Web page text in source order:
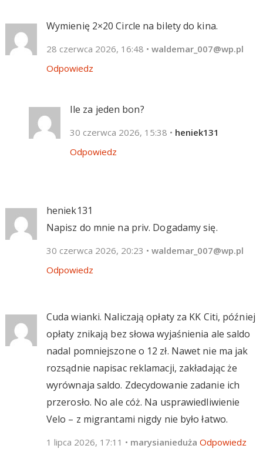
Wymienię 2×20 Circle na bilety do kina.
28 czerwca 2026, 16:48 • waldemar_007@wp.pl
Odpowiedz
Ile za jeden bon?
30 czerwca 2026, 15:38 • heniek131
Odpowiedz
heniek131
Napisz do mnie na priv. Dogadamy się.
30 czerwca 2026, 20:23 • waldemar_007@wp.pl
Odpowiedz
Cuda wianki. Naliczają opłaty za KK Citi, później
opłaty znikają bez słowa wyjaśnienia ale saldo
nadal pomniejszone o 12 zł. Nawet nie ma jak
rozsądnie napisac reklamacji, zakładając że
wyrównaja saldo. Zdecydowanie zadanie ich
przerosło. No ale cóż. Na usprawiedliwienie
Velo – z migrantami nigdy nie było łatwo.
1 lipca 2026, 17:11 • marysianieduża Odpowiedz